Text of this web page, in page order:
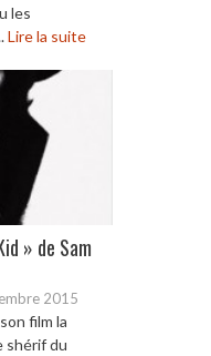
les
Lire la suite
» de Sam
2015
film la
shérif du